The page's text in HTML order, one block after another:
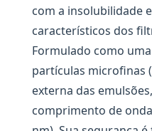
com a insolubilidade
característicos dos
Formulado como
partículas microfinas
externa das
comprimento de